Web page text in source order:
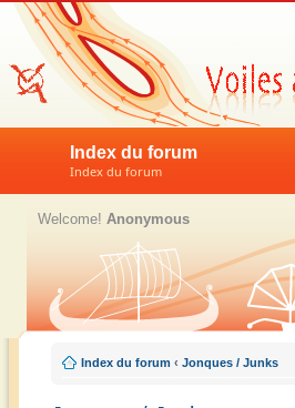
Index du forum
Index du forum
Welcome! Anonymous
Index du forum ‹ Jonques / Junks